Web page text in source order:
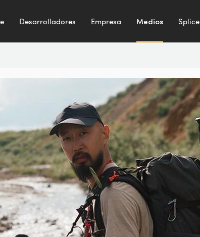
Desarrolladores Empresa Medios Splice